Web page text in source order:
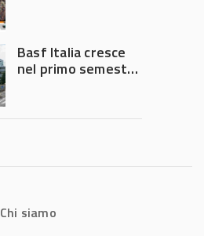
Governo
Basf Italia cresce
nel primo semestre
Chi siamo